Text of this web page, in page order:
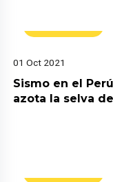
01 Oct 2021
Sismo en el
azota la selva